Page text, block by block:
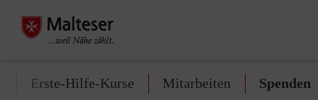
Erste-Hilfe-Kurse Mitarbeiten Spenden